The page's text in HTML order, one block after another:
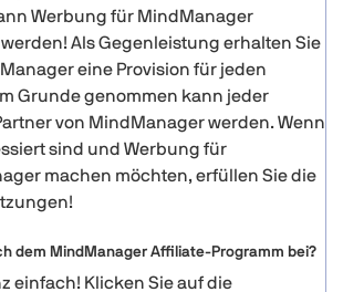
Werbung für MindManager
Als Gegenleistung erhalten Sie
eine Provision für jeden
Grunde genommen kann jeder
von MindManager werden. Wenn
sind und Werbung für
machen möchten, erfüllen Sie die
dem MindManager Affiliate-Programm bei?
einfach! Klicken Sie auf die